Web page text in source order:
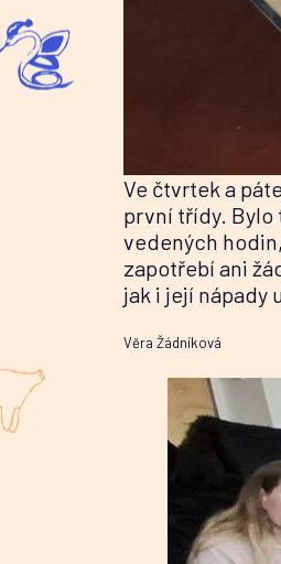
Ve čtvrtek a
první třídy. Bylo
vedených
zapotřebí ani
jak i její nápady
Věra Žádníková